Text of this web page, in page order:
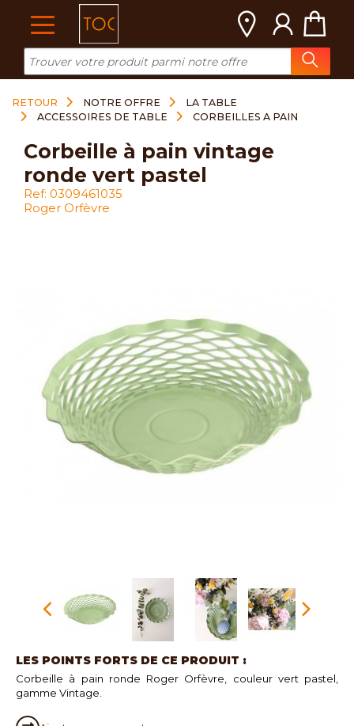
RETOUR NOTRE OFFRE
LA TABLE
ACCESSOIRES DE TABLE
CORBEILLES A PAIN
LES POINTS FORTS DE CE PRODUIT :
Corbeille à pain ronde Roger Orfèvre, couleur vert pastel,
gamme Vintage.
corbeille à pain vintage
ronde vert pastel
Ref: 0309461035
Roger Orfèvre
Cookies management panel